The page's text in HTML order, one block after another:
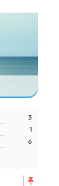
3
1
6